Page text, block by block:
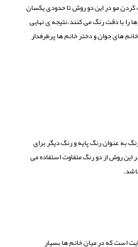
مو در این دو روش تا حدودی یکسان
را با دقت رنگ می کنند.نتیجه ی نهایی
های جوان و دختر خانم ها پرطرفدار
به عنوان رنگ پایه و رنگ دیگر برای
این روش از دو رنگ متفاوت استفاده می
است که در میان خانم ها بسیار